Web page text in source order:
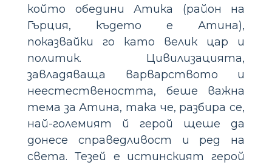
който обедини Атика (район на
Гърция, където е Атина),
показвайки го като велик цар и
политик. Цивилизацията,
завладяваща варварството и
неестествеността, беше важна
тема за Атина, така че, разбира се,
най-големият й герой щеше да
донесе справедливост и ред на
света. Тезей е истинският герой